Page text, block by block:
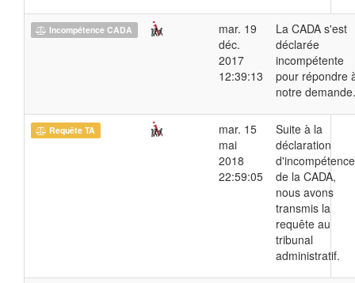
Incompétence CADA
mar. 19
déc.
2017
12:39:13
La CADA s'est
déclarée
incompétente
pour répondre
notre demande.
Requête TA
mar. 15
mai
2018
22:59:05
Suite à la
déclaration
d'incompétence
de la CADA,
nous avons
transmis la
requête au
tribunal
administratif.